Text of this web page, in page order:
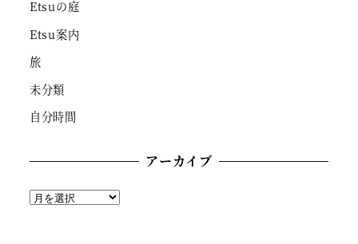
Etsuの庭
Etsu案内
旅
未分類
自分時間
アーカイブ
ア